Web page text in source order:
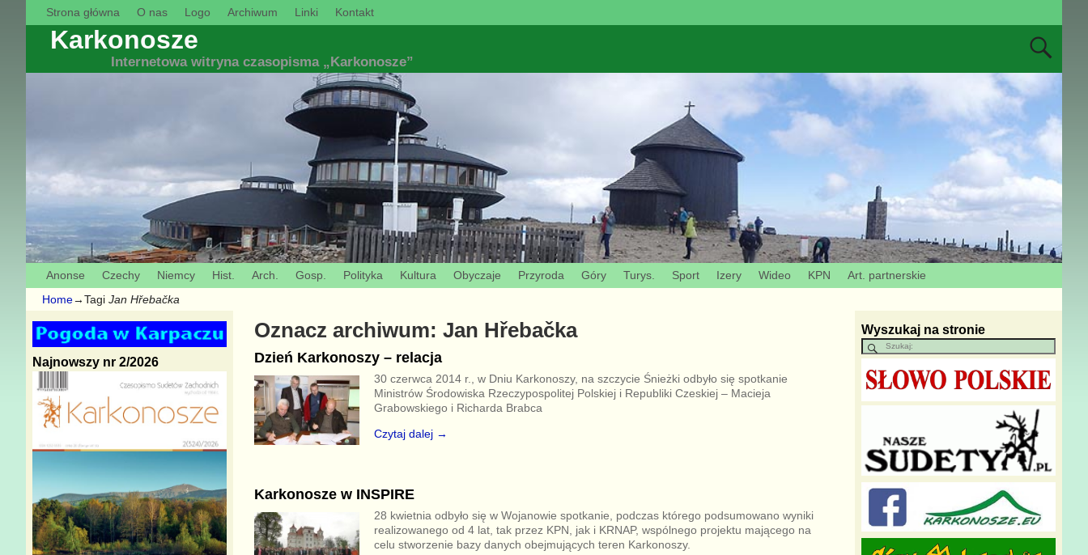
Strona główna O nas Logo Archiwum Linki Kontakt
Karkonosze
Internetowa witryna czasopisma „Karkonosze”
Anonse Czechy Niemcy Hist. Arch. Gosp. Polityka Kultura Obyczaje Przyroda Góry Turys. Sport Izery Wideo KPN
Art. partnerskie
Home→Tagi Jan Hřebačka
Oznacz archiwum: Jan Hřebačka
Dzień Karkonoszy – relacja
30 czerwca 2014 r., w Dniu Karkonoszy, na szczycie Śnieżki odbyło się spotkanie
Ministrów Środowiska Rzeczypospolitej Polskiej i Republiki Czeskiej – Macieja
Grabowskiego i Richarda Brabca
Czytaj dalej →
Karkonosze w INSPIRE
28 kwietnia odbyło się w Wojanowie spotkanie, podczas którego podsumowano wyniki
realizowanego od 4 lat, tak przez KPN, jak i KRNAP, wspólnego projektu mającego na
celu stworzenie bazy danych obejmujących teren Karkonoszy.
Najnowszy nr 2/2026
Wyszukaj na stronie